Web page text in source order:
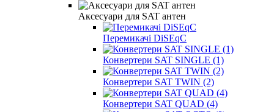
Аксесуари для SAT антен
Перемикачі DiSEqC
Конвертери SAT SINGLE (1)
Конвертери SAT TWIN (2)
Конвертери SAT QUAD (4)